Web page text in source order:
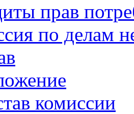
прав
по делам
комиссии